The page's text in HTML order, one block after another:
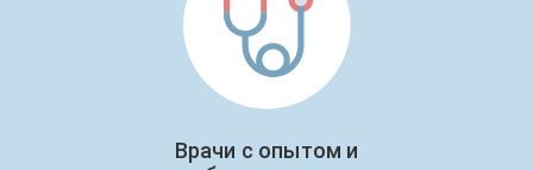
Врачи с опытом и